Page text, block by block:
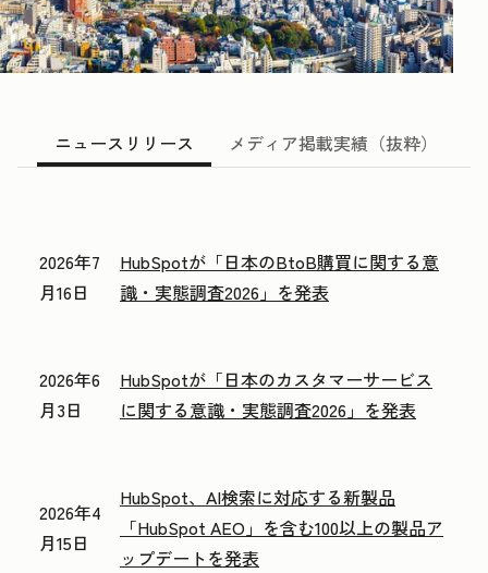
ニュースリリース メディア掲載実績（抜粋）
2026年7
月16日
HubSpotが「日本のBtoB購買に関する意
識・実態調査2026」を発表
2026年6
月3日
HubSpotが「日本のカスタマーサービス
に関する意識・実態調査2026」を発表
2026年4
月15日
HubSpot、AI検索に対応する新製品
「HubSpot AEO」を含む100以上の製品ア
ップデートを発表